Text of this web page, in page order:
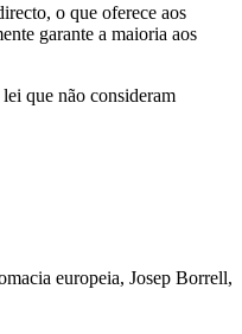
o que oferece aos
garante a maioria aos
que não consideram
europeia, Josep Borrell,